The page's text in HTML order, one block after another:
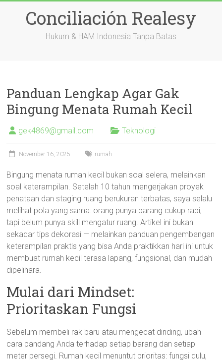
Conciliación Realesy
Hukum & HAM Indonesia Tanpa Batas
Panduan Lengkap Agar Gak
Bingung Menata Rumah Kecil
gek4869@gmail.com Teknologi
November 16, 2025 rumah
Bingung menata rumah kecil bukan soal selera, melainkan
soal keterampilan. Setelah 10 tahun mengerjakan proyek
penataan dan staging ruang berukuran terbatas, saya selalu
melihat pola yang sama: orang punya barang cukup rapi,
tapi belum punya skill mengatur ruang. Artikel ini bukan
sekadar tips dekorasi — melainkan panduan pengembangan
keterampilan praktis yang bisa Anda praktikkan hari ini untuk
membuat rumah kecil terasa lapang, fungsional, dan mudah
dipelihara.
Mulai dari Mindset:
Prioritaskan Fungsi
Sebelum membeli rak baru atau mengecat dinding, ubah
cara pandang Anda terhadap setiap barang dan setiap
meter persegi. Rumah kecil menuntut prioritas: fungsi dulu,